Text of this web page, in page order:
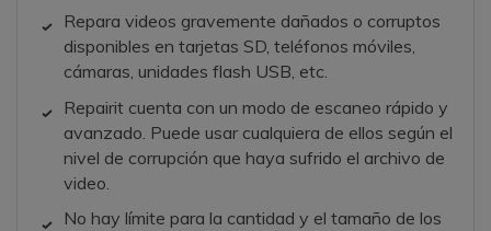
Repara videos gravemente dañados o corruptos
disponibles en tarjetas SD, teléfonos móviles,
cámaras, unidades flash USB, etc.
Repairit cuenta con un modo de escaneo rápido y
avanzado. Puede usar cualquiera de ellos según el
nivel de corrupción que haya sufrido el archivo de
video.
No hay límite para la cantidad y el tamaño de los